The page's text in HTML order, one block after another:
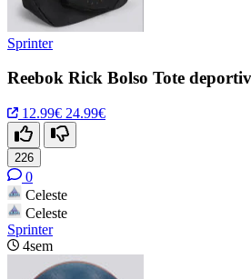
Sprinter
Reebok Rick Bolso Tote
12.99€ 24.99€
226
0
Celeste
Celeste
Sprinter
4sem